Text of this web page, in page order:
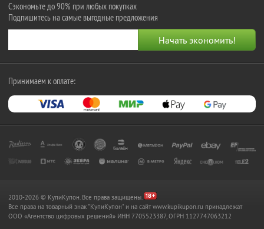
Сэкономьте до 90% при любых покупках
Подпишитесь на самые выгодные предложения
Принимаем к оплате:
2010-2026 © КупиКупон. Все права защищены.
Все права на товарный знак "КупиКупон" и на сайт www.kupikupon.ru принадлежат
OOO «Агентство цифровых решений» ИНН 7705523387, ОГРН 1127747063212